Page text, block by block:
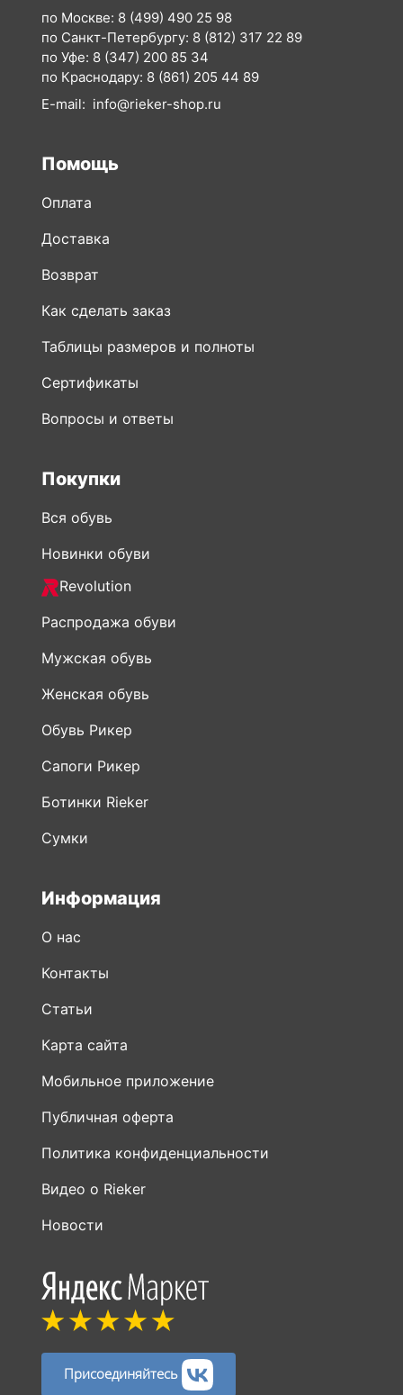
по Москве: 8 (499) 490 25 98
по Санкт-Петербургу: 8 (812) 317 22 89
по Уфе: 8 (347) 200 85 34
по Краснодару: 8 (861) 205 44 89
E-mail: info@rieker-shop.ru
Помощь
Оплата
Доставка
Возврат
Как сделать заказ
Таблицы размеров и полноты
Сертификаты
Вопросы и ответы
Покупки
Вся обувь
Новинки обуви
Revolution
Распродажа обуви
Мужская обувь
Женская обувь
Обувь Рикер
Сапоги Рикер
Ботинки Rieker
Сумки
Информация
О нас
Контакты
Статьи
Карта сайта
Мобильное приложение
Публичная оферта
Политика конфиденциальности
Видео о Rieker
Новости
Присоединяйтесь